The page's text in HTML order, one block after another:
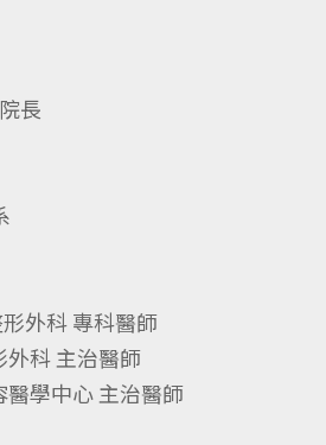
長
外科 專科醫師
外科 主治醫師
醫學中心 主治醫師